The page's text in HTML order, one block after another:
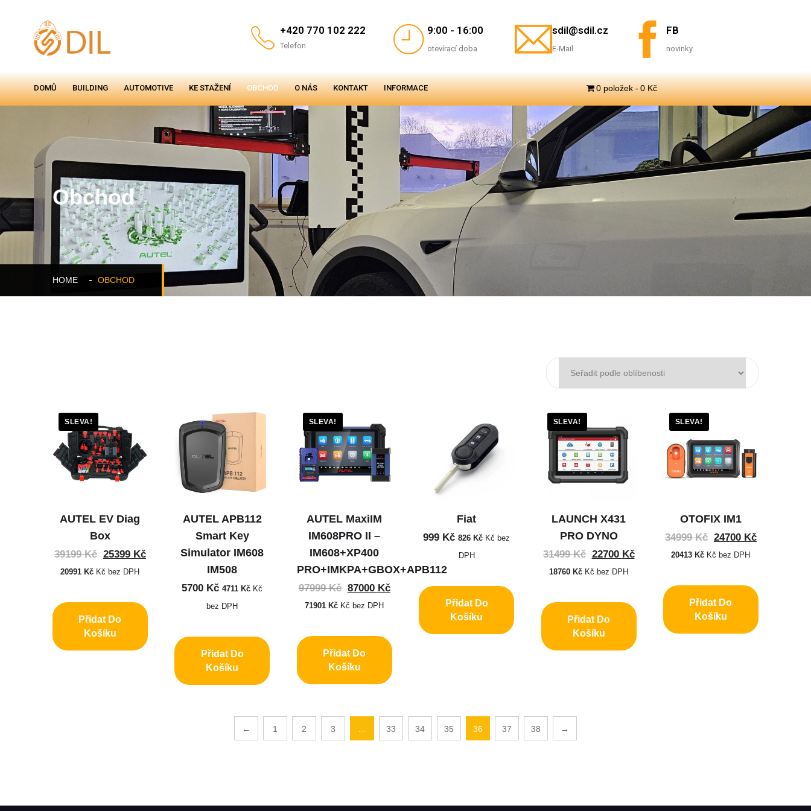
+420 770 102 222
Telefon
9:00 - 16:00
otevírací doba
sdil@sdil.cz
E-Mail
FB
novinky
DOMŮ BUILDING AUTOMOTIVE KE STAŽENÍ OBCHOD O NÁS KONTAKT INFORMACE 0 položek 0 Kč
Obchod
HOME OBCHOD
SLEVA!
AUTEL EV Diag
Box
39199Kč 25399 Kč
20991 Kč Kč bez DPH
Přidat Do
Košíku
AUTEL APB112
Smart Key
Simulator IM608
IM508
5700 Kč 4711 Kč Kč
bez DPH
Přidat Do
Košíku
SLEVA!
AUTEL MaxiIM
IM608PRO II –
IM608+XP400
PRO+IMKPA+GBOX+APB112
97999Kč 87000 Kč
71901 Kč Kč bez DPH
Přidat Do
Košíku
Fiat
999 Kč 826 Kč Kč bez
DPH
Přidat Do
Košíku
SLEVA!
LAUNCH X431
PRO DYNO
31499Kč 22700 Kč
18760 Kč Kč bez DPH
Přidat Do
Košíku
SLEVA!
OTOFIX IM1
34999Kč 24700 Kč
20413 Kč Kč bez DPH
Přidat Do
Košíku
← 1 2 3 33 34 35 36 37 38 →